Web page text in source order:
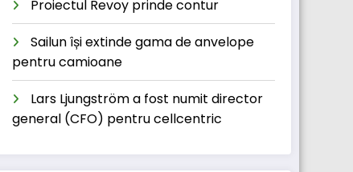
Proiectul Revoy prinde contur
Sailun își extinde gama de anvelope
pentru camioane
Lars Ljungström a fost numit director
general (CFO) pentru cellcentric